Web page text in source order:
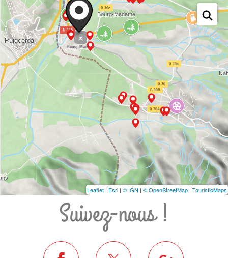
Leaflet | Esri | © IGN | © OpenStreetMap | TouristicMaps
Suivez-nous !